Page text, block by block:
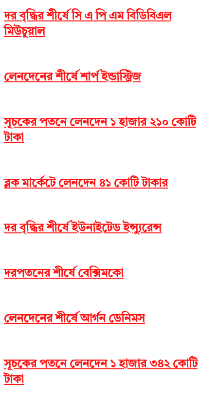
দর বৃদ্ধির শীর্ষে সি এ পি এম বিডিবিএল
মিউচুয়াল
লেনদেনের শীর্ষে শার্প ইন্ডাস্ট্রিজ
সূচকের পতনে লেনদেন ১ হাজার ২১০ কোটি
টাকা
ব্লক মার্কেটে লেনদেন ৪১ কোটি টাকার
দর বৃদ্ধির শীর্ষে ইউনাইটেড ইন্স্যুরেন্স
দরপতনের শীর্ষে বেক্সিমকো
লেনদেনের শীর্ষে আর্গন ডেনিমস
সূচকের পতনে লেনদেন ১ হাজার ৩৪২ কোটি
টাকা